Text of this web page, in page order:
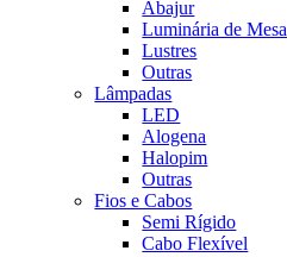
Abajur
Luminária de Mesa
Lustres
Outras
Lâmpadas
LED
Alogena
Halopim
Outras
Fios e Cabos
Semi Rígido
Cabo Flexível